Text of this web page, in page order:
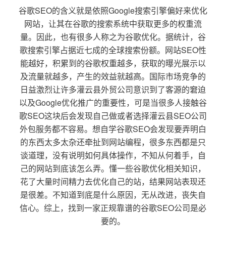
谷歌SEO的含义就是依照Google搜索引擎偏好来优化
网站，让其在谷歌的搜索系统中获取更多的权重流
量。因此，也有很多人称之为谷歌优化。据统计，谷
歌搜索引擎占据近七成的全球搜索份额。网站SEO性
能越好，积累到的谷歌权重越多，获取的曝光展示以
及流量就越多，产生的效益就越高。国际市场竞争的
日益激烈让许多灌云县外贸公司意识到了客源的窘迫
以及Google优化推广的重要性，可是当很多人接触谷
歌SEO这块后会发现自己做或者选择灌云县SEO公司
外包服务都不容易。想自学谷歌SEO会发现要弄明白
的东西太多太杂还牵扯到网站编程，很多东西都是只
谈道理，没有说明如何具体操作，不知从何着手，自
己的网站到底该怎么弄。懂一些谷歌优化相关知识，
花了大量时间精力去优化自己的站，结果网站表现还
是很差。不知道到底是什么原因，无从改进，丧失自
信心。综上，找到一家正规靠谱的谷歌SEO公司是必
要的。